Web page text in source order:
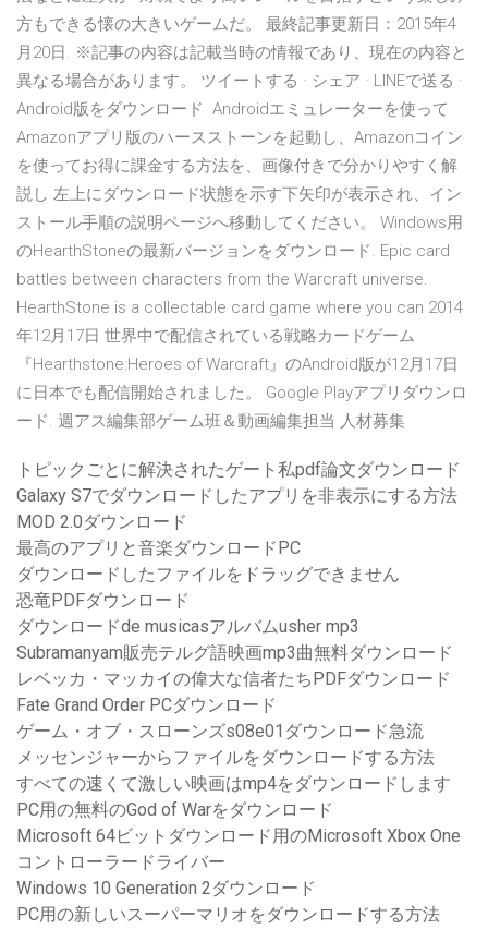
方もできる懐の大きいゲームだ。 最終記事更新日：2015年4
月20日. ※記事の内容は記載当時の情報であり、現在の内容と
異なる場合があります。 ツイートする · シェア · LINEで送る ·
Android版をダウンロード Androidエミュレーターを使って
Amazonアプリ版のハースストーンを起動し、Amazonコイン
を使ってお得に課金する方法を、画像付きで分かりやすく解
説し 左上にダウンロード状態を示す下矢印が表示され、イン
ストール手順の説明ページへ移動してください。 Windows用
のHearthStoneの最新バージョンをダウンロード. Epic card
battles between characters from the Warcraft universe.
HearthStone is a collectable card game where you can 2014
年12月17日 世界中で配信されている戦略カードゲーム
『Hearthstone:Heroes of Warcraft』のAndroid版が12月17日
に日本でも配信開始されました。 Google Playアプリダウンロ
ード. 週アス編集部ゲーム班＆動画編集担当 人材募集
トピックごとに解決されたゲート私pdf論文ダウンロード
Galaxy S7でダウンロードしたアプリを非表示にする方法
MOD 2.0ダウンロード
最高のアプリと音楽ダウンロードPC
ダウンロードしたファイルをドラッグできません
恐竜PDFダウンロード
ダウンロードde musicasアルバムusher mp3
Subramanyam販売テルグ語映画mp3曲無料ダウンロード
レベッカ・マッカイの偉大な信者たちPDFダウンロード
Fate Grand Order PCダウンロード
ゲーム・オブ・スローンズs08e01ダウンロード急流
メッセンジャーからファイルをダウンロードする方法
すべての速くて激しい映画はmp4をダウンロードします
PC用の無料のGod of Warをダウンロード
Microsoft 64ビットダウンロード用のMicrosoft Xbox One
コントローラードライバー
Windows 10 Generation 2ダウンロード
PC用の新しいスーパーマリオをダウンロードする方法